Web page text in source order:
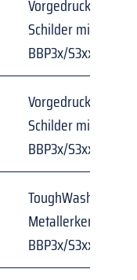
Vorgedruckte,
Schilder mit
BBP3x/S3xxx/i3300
Vorgedruckte,
Schilder mit
BBP3x/S3xxx/i3300
ToughWash
Metallerkennung
BBP3x/S3xxx/i3300